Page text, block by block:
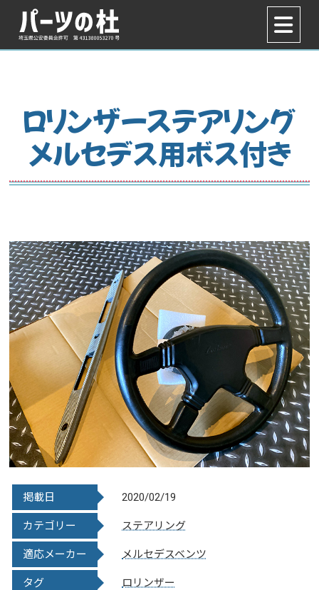
ロリンザーステアリング
メルセデス用ボス付き
掲載日 2020/02/19
カテゴリー ステアリング
適応メーカー メルセデスベンツ
タグ ロリンザー